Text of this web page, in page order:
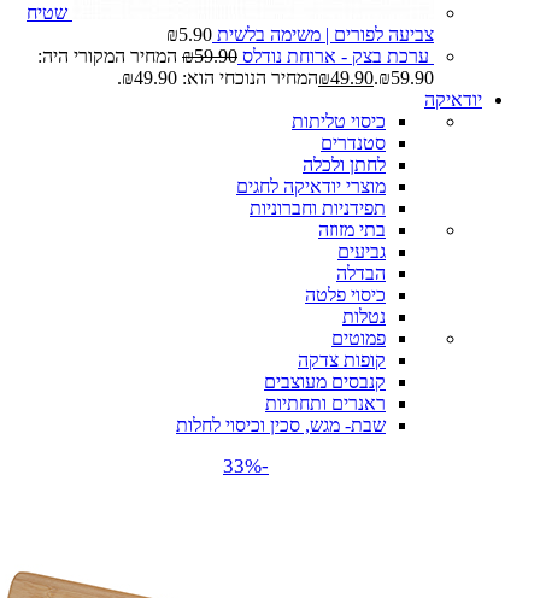
שטיח
צביעה לפורים | משימה בלשית
₪5.90
ערכת בצק - ארוחת נודלס
₪59.90
המחיר המקורי היה:
₪59.90.
₪49.90
המחיר הנוכחי הוא: ₪49.90.
יודאיקה
כיסוי טליתות
סטנדרים
לחתן ולכלה
מוצרי יודאיקה לחגים
תפידניות וחברוניות
בתי מזוזה
גביעים
הבדלה
כיסוי פלטה
נטלות
פמוטים
קופות צדקה
קנבסים מעוצבים
ראנרים ותחתיות
שבת- מגש, סכין וכיסוי לחלות
-33%